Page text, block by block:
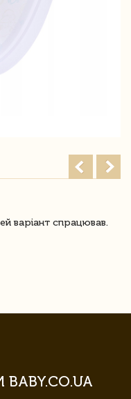
варіант спрацював.